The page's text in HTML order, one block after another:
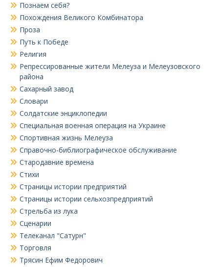
Познаем себя?
Похождения Великого Комбинатора
Проза
Путь к Победе
Религия
Репрессированные жители Мелеуза и Мелеузовского
района
Сахарный завод
Словари
Солдатские энциклопедии
Специальная военная операция на Украине
Спортивная жизнь Мелеуза
Справочно-библиографическое обслуживание
Стародавние времена
Стихи
Страницы истории предприятий
Страницы истории сельхозпредприятий
Стрельба из лука
Сценарии
Телеканал "Сатурн"
Торговля
Трясин Ефим Федорович